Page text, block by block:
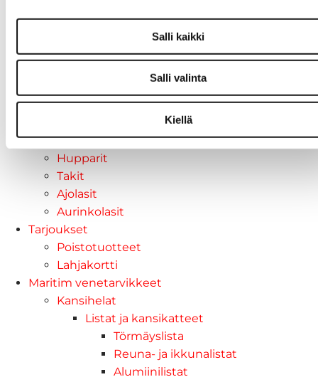
Salli kaikki
Salli valinta
Kiellä
Piha ja puutarha
STIGA ajoleikkurit
STIGA ruohonleikkurit
STIGA lumilingot
Paidat
Hupparit
Takit
Ajolasit
Aurinkolasit
Tarjoukset
Poistotuotteet
Lahjakortti
Maritim venetarvikkeet
Kansihelat
Listat ja kansikatteet
Törmäyslista
Reuna- ja ikkunalistat
Alumiinilistat